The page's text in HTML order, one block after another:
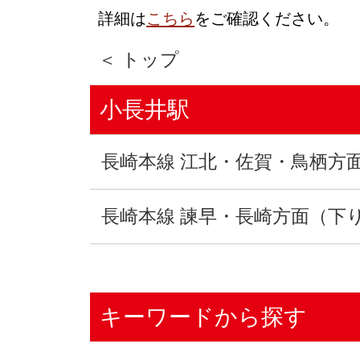
詳細はこちら をご確認ください。
＜ トップ
小長井駅
長崎本線 江北・佐賀・鳥栖方
長崎本線 諫早・長崎方面（下り
キーワードから探す